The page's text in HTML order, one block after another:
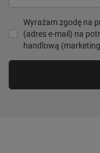
Wyrażam zgodę na
(adres e-mail) na
handlową